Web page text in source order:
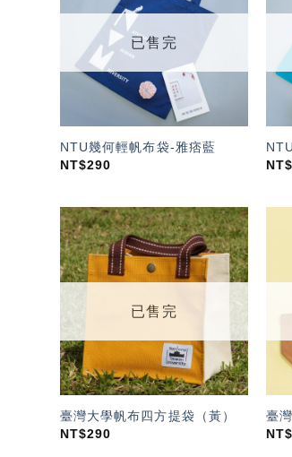
望輕
單」
已售完
NTU幾何輕帆布袋-雅痞藍
NT$290
加入
「願
望輕
已售完
臺灣大學帆布四方提袋（黃）
NT$290
臺